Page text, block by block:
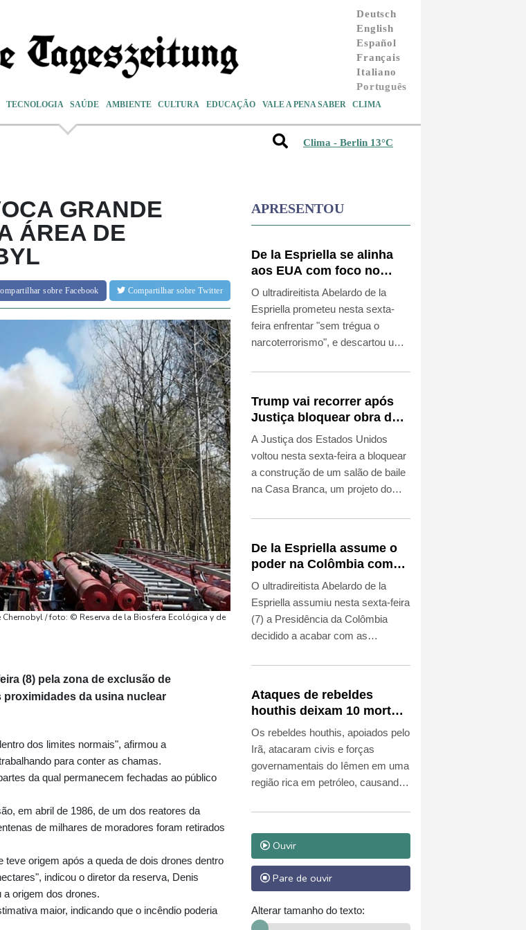
Deutsch
English
Español
Français
Italiano
Português
TECNOLOGIA SAÚDE AMBIENTE CULTURA EDUCAÇÃO VALE A PENA SABER CLIMA
Clima - Berlin 13°C
GRANDE
ÁREA DE
sobre Facebook Compartilhar sobre Twitter
/ foto: © Reserva de la Biosfera Ecológica y de
(8) pela zona de exclusão de
proximidades da usina nuclear
dos limites normais", afirmou a
para conter as chamas.
da qual permanecem fechadas ao público
em abril de 1986, de um dos reatores da
de milhares de moradores foram retirados
origem após a queda de dois drones dentro
indicou o diretor da reserva, Denis
origem dos drones.
maior, indicando que o incêndio poderia
APRESENTOU
De la Espriella se alinha
aos EUA com foco no
'narcoterrorismo'
O ultradireitista Abelardo de la
Espriella prometeu nesta sexta-
feira enfrentar "sem trégua o
narcoterrorismo", e descartou uma
armados, ao assumir a
guinada que recompõe a aliança
entre Bogotá e Washington.
Trump vai recorrer após
Justiça bloquear obra de
salão de baile
A Justiça dos Estados Unidos
voltou nesta sexta-feira a bloquear
a construção de um salão de baile
na Casa Branca, um projeto do
respondeu que levará o caso à
De la Espriella assume o
poder na Colômbia com
apoio de Trump na guerra
contra o tráfico
O ultradireitista Abelardo de la
Espriella assumiu nesta sexta-feira
(7) a Presidência da Colômbia
decidido a acabar com as
guerrilhas e narcotraficantes com
rumo que estreita os laços com
Washington.
Ataques de rebeldes
houthis deixam 10 mortos
em região petrolífera do
Iêmen
Os rebeldes houthis, apoiados pelo
Irã, atacaram civis e forças
governamentais do Iêmen em uma
região rica em petróleo, causando
sexta-feira (7), segundo um
ministro e uma fonte militar.
Ouvir
Pare de ouvir
Alterar tamanho do texto: